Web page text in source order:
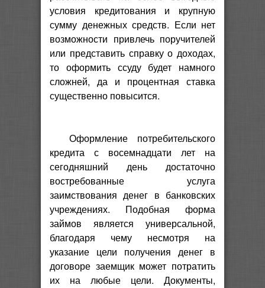
условия кредитования и крупную
сумму денежных средств. Если нет
возможности привлечь поручителей
или представить справку о доходах,
то оформить ссуду будет намного
сложней, да и процентная ставка
существенно повысится.
Оформление потребительского
кредита с восемнадцати лет на
сегодняшний день достаточно
востребованные услуга
заимствования денег в банковских
учреждениях. Подобная форма
займов является универсальной,
благодаря чему несмотря на
указание цели получения денег в
договоре заемщик может потратить
их на любые цели. Документы,